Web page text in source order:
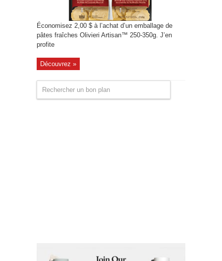
Économisez 2,00 $ à l’achat d’un emballage de
pâtes fraîches Olivieri Artisan™ 250-350g. J’en
profite
Découvrez »